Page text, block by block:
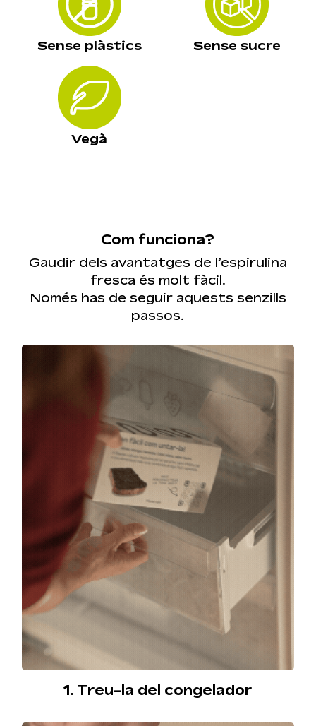
Sense plàstics Sense sucre
Vegà
Com funciona?
Gaudir dels avantatges de l’espirulina
fresca és molt fàcil.
Només has de seguir aquests senzills
passos.
1. Treu-la del congelador